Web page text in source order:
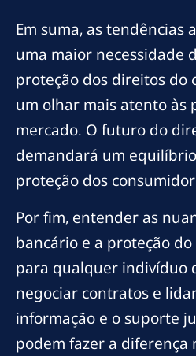
Em suma, as tendências
uma maior necessidade
proteção dos direitos do
um olhar mais atento às
mercado. O futuro do
demandará um
proteção dos
Por fim, entender as
bancário e a proteção
para qualquer indivíduo
negociar contratos e
informação e o suporte
podem fazer a diferença